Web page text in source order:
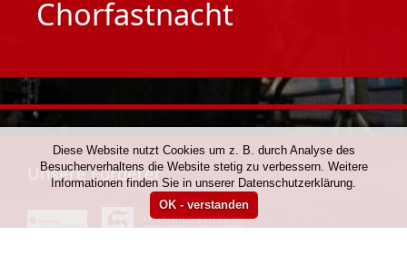
Chorfastnacht
Unsere Förderer
Diese Website nutzt Cookies um z. B. durch Analyse des
Besucherverhaltens die Website stetig zu verbessern. Weitere
Informationen finden Sie in unserer Datenschutzerklärung.